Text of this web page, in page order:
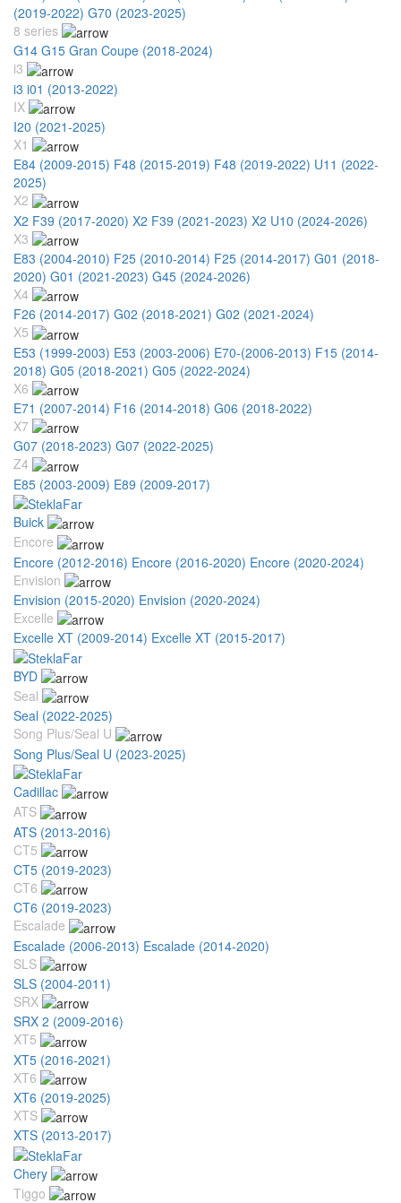
(2019-2022) G70 (2023-2025)
8 series
G14 G15 Gran Coupe (2018-2024)
i3
i3 i01 (2013-2022)
IX
I20 (2021-2025)
X1
E84 (2009-2015) F48 (2015-2019) F48 (2019-2022) U11 (2022-
2025)
X2
X2 F39 (2017-2020) X2 F39 (2021-2023) X2 U10 (2024-2026)
X3
E83 (2004-2010) F25 (2010-2014) F25 (2014-2017) G01 (2018-
2020) G01 (2021-2023) G45 (2024-2026)
X4
F26 (2014-2017) G02 (2018-2021) G02 (2021-2024)
X5
E53 (1999-2003) E53 (2003-2006) E70-(2006-2013) F15 (2014-
2018) G05 (2018-2021) G05 (2022-2024)
X6
E71 (2007-2014) F16 (2014-2018) G06 (2018-2022)
X7
G07 (2018-2023) G07 (2022-2025)
Z4
E85 (2003-2009) E89 (2009-2017)
Buick
Encore
Encore (2012-2016) Encore (2016-2020) Encore (2020-2024)
Envision
Envision (2015-2020) Envision (2020-2024)
Excelle
Excelle XT (2009-2014) Excelle XT (2015-2017)
BYD
Seal
Seal (2022-2025)
Song Plus/Seal U
Song Plus/Seal U (2023-2025)
Cadillac
ATS
ATS (2013-2016)
CT5
CT5 (2019-2023)
CT6
CT6 (2019-2023)
Escalade
Escalade (2006-2013) Escalade (2014-2020)
SLS
SLS (2004-2011)
SRX
SRX 2 (2009-2016)
XT5
XT5 (2016-2021)
XT6
XT6 (2019-2025)
XTS
XTS (2013-2017)
Chery
Tiggo